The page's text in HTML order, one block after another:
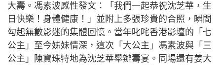
大壽。馮素波感性發文：「我們一起恭祝沈芝華，生
日快樂！身體健康！」並附上多張珍貴的合照，瞬間
勾起無數影迷的集體回憶。當年叱咤香港影壇的「七
公主」至今姊妹情深，這次「大公主」馮素波與「三
公主」陳寶珠特地為沈芝華舉辦壽宴。同場還有姜大